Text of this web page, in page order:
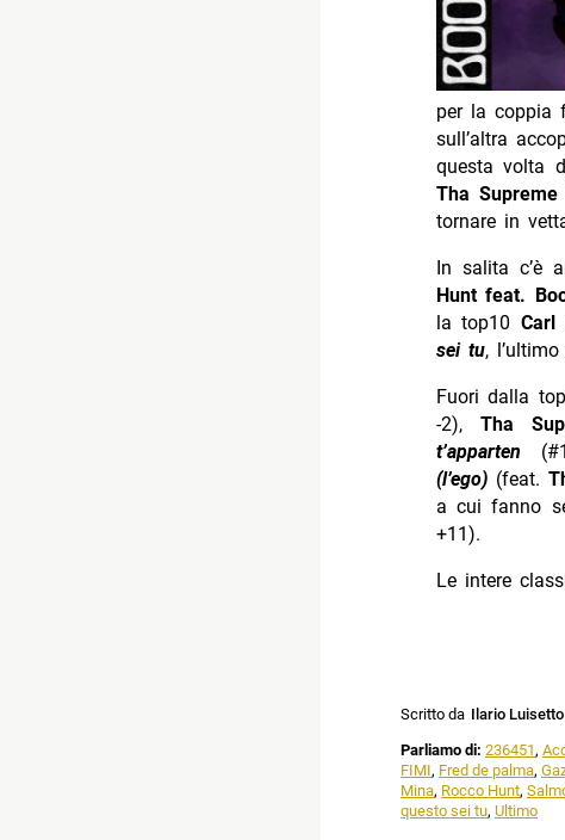
per la coppia
sull’altra
questa volta
Tha Supreme
tornare in
In salita c’è
Hunt feat.
la top10
sei tu,
Fuori dalla
-2), Tha
t’apparten
(l’ego)(feat.
a cui fanno
+11).
Le intere
Scritto da Ilario Luisetto
Parliamo di: 236451 ,
FIMI, Fred de palma,
Mina, Rocco Hunt,
questo sei tu, Ultimo